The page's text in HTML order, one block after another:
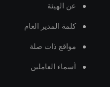
عن الهيئة
كلمة المدير العام
مواقع ذات صلة
أسماء العاملين